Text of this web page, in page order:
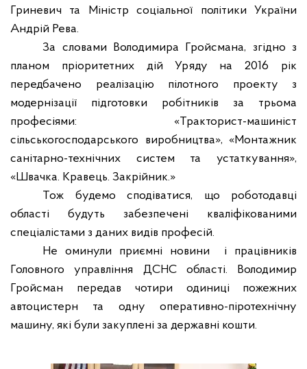
Гриневич та Міністр соціальної політики України
Андрій Рева.
За словами Володимира Гройсмана, згідно з
планом пріоритетних дій Уряду на 2016 рік
передбачено реалізацію пілотного проекту з
модернізації підготовки робітників за трьома
професіями: «Тракторист-машиніст
сільськогосподарського виробництва», «Монтажник
санітарно-технічних систем та устаткування»,
«Швачка. Кравець. Закрійник.»
Тож будемо сподіватися, що роботодавці
області будуть забезпечені кваліфікованими
спеціалістами з даних видів професій.
Не оминули приємні новини
і працівників
Головного управління ДСНС області. Володимир
Гройсман передав чотири одиниці пожежних
автоцистерн та одну оперативно-піротехнічну
машину, які були закуплені за державні кошти.